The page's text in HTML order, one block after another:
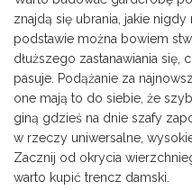
znajdą się ubrania, jakie
podstawie można bowiem
dłuższego zastanawiania
pasuje. Podążanie za
one mają to do siebie, że
giną gdzieś na dnie szafy
w rzeczy uniwersalne,
Zacznij od okrycia
warto kupić trencz damski.